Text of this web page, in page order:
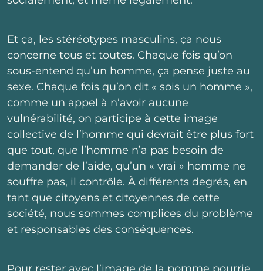
Et ça, les stéréotypes masculins, ça nous
concerne tous et toutes. Chaque fois qu’on
sous-entend qu’un homme, ça pense juste au
sexe. Chaque fois qu’on dit « sois un homme »,
comme un appel à n’avoir aucune
vulnérabilité, on participe à cette image
collective de l’homme qui devrait être plus fort
que tout, que l’homme n’a pas besoin de
demander de l’aide, qu’un « vrai » homme ne
souffre pas, il contrôle. À différents degrés, en
tant que citoyens et citoyennes de cette
société, nous sommes complices du problème
et responsables des conséquences.